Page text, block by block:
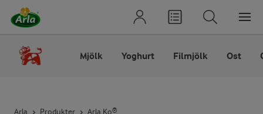
Mjölk Yoghurt Filmjölk Ost
Arla Produkter Arla Ko®